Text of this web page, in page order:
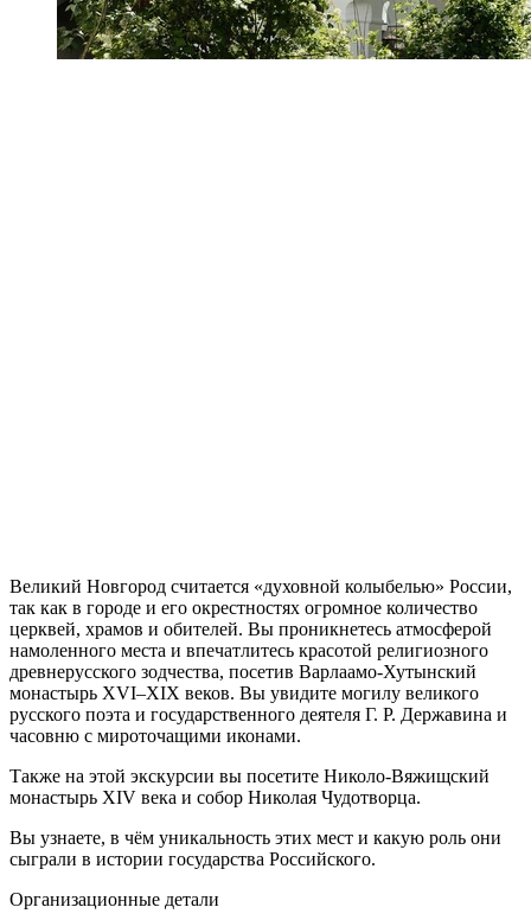
Великий Новгород считается «духовной колыбелью» России,
так как в городе и его окрестностях огромное количество
церквей, храмов и обителей. Вы проникнетесь атмосферой
намоленного места и впечатлитесь красотой религиозного
древнерусского зодчества, посетив Варлаамо-Хутынский
монастырь XVI–XIX веков. Вы увидите могилу великого
русского поэта и государственного деятеля Г. Р. Державина и
часовню с мироточащими иконами.
Также на этой экскурсии вы посетите Николо-Вяжищский
монастырь XIV века и собор Николая Чудотворца.
Вы узнаете, в чём уникальность этих мест и какую роль они
сыграли в истории государства Российского.
Организационные детали